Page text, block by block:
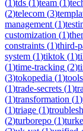
(1)tds (1)team (1)
(2)telecom (3)
management (1)
customization (1)
constraints (1)third-
system (1)tiktok (1)
(1)time-tracking (2)
(3)tokopedia (1)tools
(1)trade-secrets (1)
(1)transformation (1)
(1)triage (1)
(2)turborepo (1)